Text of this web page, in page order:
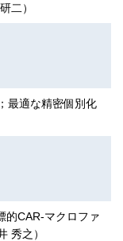
二）
最適な精密個別化
的CAR-マクロファ
秀之）